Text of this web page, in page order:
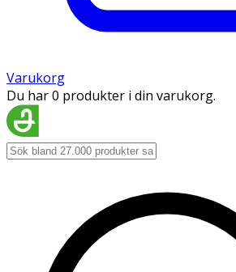
Varukorg
Du har 0 produkter i din varukorg.